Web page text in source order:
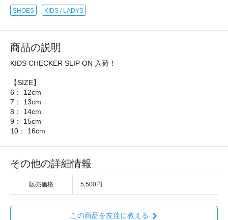
SHOES KIDS / LADYS
商品の説明
KIDS CHECKER SLIP ON 入荷！
【SIZE】
6： 12cm
7： 13cm
8： 14cm
9： 15cm
10： 16cm
その他の詳細情報
販売価格 5,500円
この商品を友達に教える